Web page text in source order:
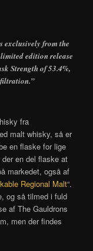
exclusively from the
edition release
Strength of 53.4%,
fra
malt whisky, så er
en flaske for lige
en del flaske at
markedet, også af
Regional Malt“.
og så tilmed i fuld
af The Gauldrons
men der findes